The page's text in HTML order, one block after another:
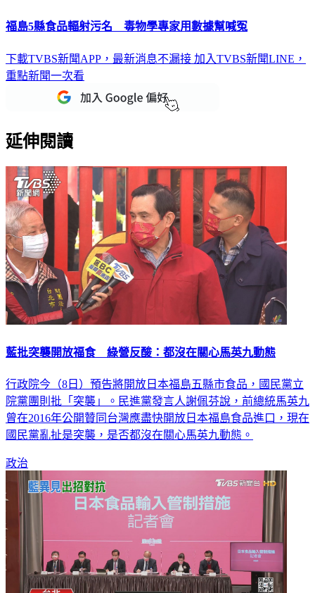
福島5縣食品輻射污名 毒物學專家用數據幫喊冤
下載TVBS新聞APP，最新消息不漏接 加入TVBS新聞LINE，
重點新聞一次看
延伸閱讀
藍批突襲開放福食 綠營反酸：都沒在關心馬英九動態
行政院今（8日）預告將開放日本福島五縣市食品，國民黨立
院黨團則批「突襲」。民進黨發言人謝佩芬說，前總統馬英九
曾在2016年公開贊同台灣應盡快開放日本福島食品進口，現在
國民黨亂扯是突襲，是否都沒在關心馬英九動態。
政治